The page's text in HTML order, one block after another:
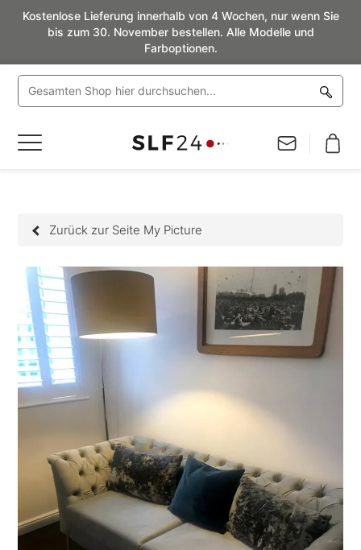
Kostenlose Lieferung innerhalb von 4 Wochen, nur wenn Sie
bis zum 30. November bestellen. Alle Modelle und
Farboptionen.
Navigation
Zurück zur Seite My Picture